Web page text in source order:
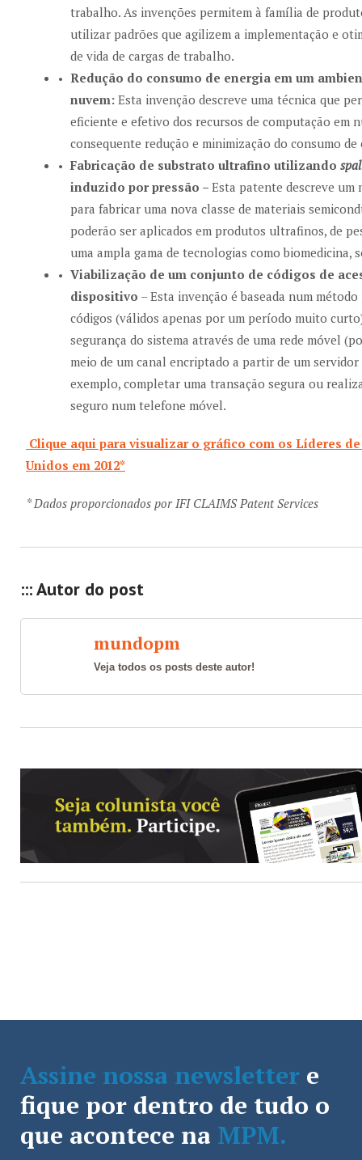
trabalho. As invenções permitem à família de
utilizar padrões que agilizem a implementação e
de vida de cargas de trabalho.
Redução do consumo de energia em um
nuvem: Esta invenção descreve uma técnica que
eficiente e efetivo dos recursos de computação em
consequente redução e minimização do consumo de
Fabricação de substrato ultrafino utilizando
induzido por pressão – Esta patente descreve um
para fabricar uma nova classe de materiais
poderão ser aplicados em produtos ultrafinos, de
uma ampla gama de tecnologias como biomedicina,
Viabilização de um conjunto de códigos de
dispositivo – Esta invenção é baseada num
códigos (válidos apenas por um período muito
segurança do sistema através de uma rede móvel
meio de um canal encriptado a partir de um
exemplo, completar uma transação segura ou
seguro num telefone móvel.
Clique aqui para visualizar o gráfico com os Líderes
Unidos em 2012*
*Dados proporcionados porIFI CLAIMS Patent Services
::: Autor do post
mundopm
Veja todos os posts deste autor!
Assine nossa newsletter e
fique por dentro de tudo o
que acontece na MPM.